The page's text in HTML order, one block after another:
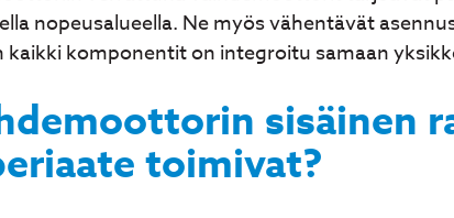
nopeusalueella. Ne myös vähentävät
kaikki komponentit on integroitu samaan
sisäinen
toimivat?